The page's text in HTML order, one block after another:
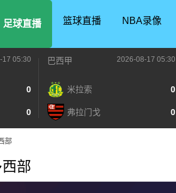
足球直播 篮球直播 NBA录像
17 05:30
0
0
巴西甲 2026-08-17 05:30
米拉索 0
弗拉门戈 0
部
部